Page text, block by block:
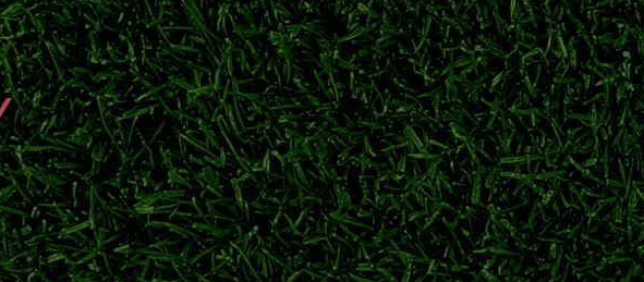
日职联 J联赛夏窗 横滨水手 鹿岛鹿角
名！鹿岛、横滨水手、川崎前锋荣誉盘点
冠榜单，鹿岛鹿角领跑，详解横滨水手、川崎前锋等强队夺冠历程，回顾日职联多年争霸格
日职联冠军次数排名 J1联赛哪个球队冠军最多 鹿岛鹿角 横滨水手
热身，补强阵容冲击新赛季亚冠资格